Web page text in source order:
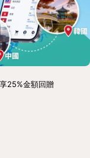
25%金額回贈